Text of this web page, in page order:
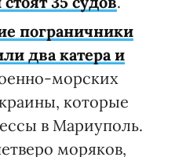
пограничники
два катера и
морских
которые
в Мариуполь.
моряков,